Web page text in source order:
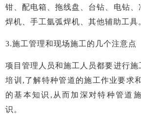
钳、配电箱、拖线盘、台钻、电钻
焊机、手工氩弧焊机、其他辅助工具
3.施工管理和现场施工的几个注意点
项目管理人员和施工人员都要进行施
培训 ,了解特种管道的施工作业要求
的基本知识,从而加深对特种管道
识。